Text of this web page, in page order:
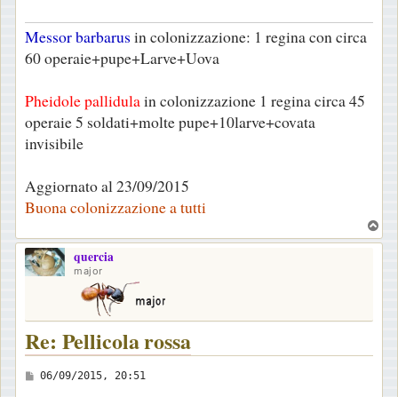
Messor barbarus in colonizzazione: 1 regina con circa
60 operaie+pupe+Larve+Uova
Pheidole pallidulain colonizzazione 1 regina circa 45
operaie 5 soldati+molte pupe+10larve+covata
invisibile
Aggiornato al 23/09/2015
Buona colonizzazione a tutti
o
quercia
major
Re: Pellicola rossa
M
06/09/2015, 20:51